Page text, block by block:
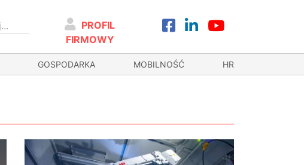
PROFIL
FIRMOWY
GOSPODARKA MOBILNOŚĆ HR